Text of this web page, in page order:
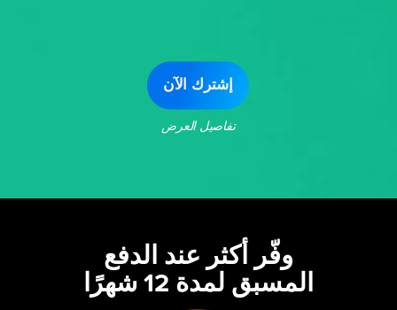
إشترك الآن
تفاصيل العرض
وفّر أكثر عند الدفع
المسبق لمدة 12 شهرًا